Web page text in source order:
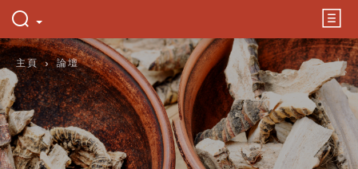
主頁 論壇